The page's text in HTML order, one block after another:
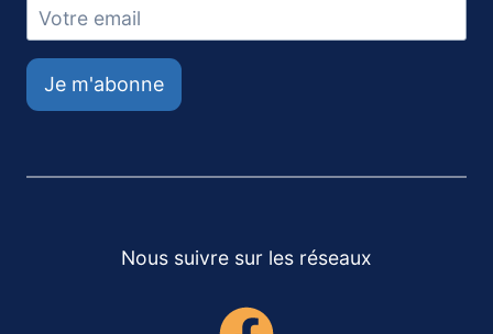
Je m'abonne
Nous suivre sur les réseaux